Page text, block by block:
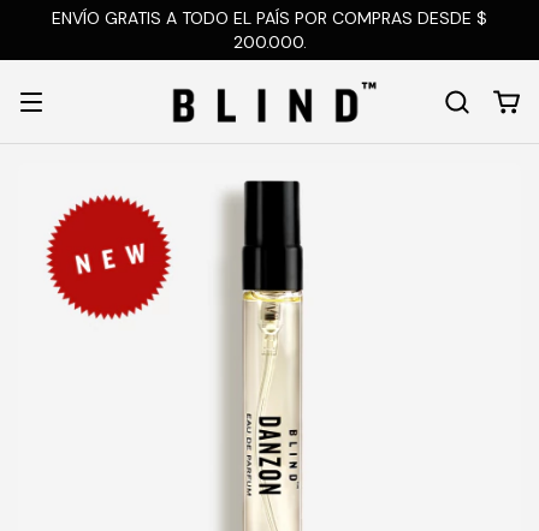
ENVÍO GRATIS A TODO EL PAÍS POR COMPRAS DESDE $
200.000.